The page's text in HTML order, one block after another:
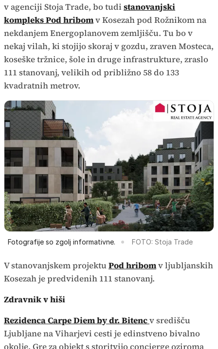
v agenciji Stoja Trade, bo tudi stanovanjski
kompleks Pod hribomv Kosezah pod Rožnikom na
nekdanjem Energoplanovem zemljišču. Tu bo v
nekaj vilah, ki stojijo skoraj v gozdu, zraven Mosteca,
koseške tržnice, šole in druge infrastrukture, zraslo
111 stanovanj, velikih od približno 58 do 133
kvadratnih metrov.
Fotografije so zgolj informativne. FOTO: Stoja Trade
V stanovanjskem projektuPod hribomv ljubljanskih
Kosezah je predvidenih 111 stanovanj.
Zdravnik v hiši
Rezidenca Carpe Diem by dr. Bitencv središču
Ljubljane na Viharjevi cesti je edinstveno bivalno
okolje. Gre za objekt s storitvijo concierge oziroma